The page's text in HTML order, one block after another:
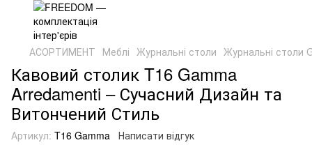
АСОРТИМЕНТ Меблі Журнальні столи Журнальні столи
Кавовий столик T16 Gamma
Arredamenti – Сучасний Дизайн та
Витончений Стиль
Артикул: T16 Gamma Написати відгук